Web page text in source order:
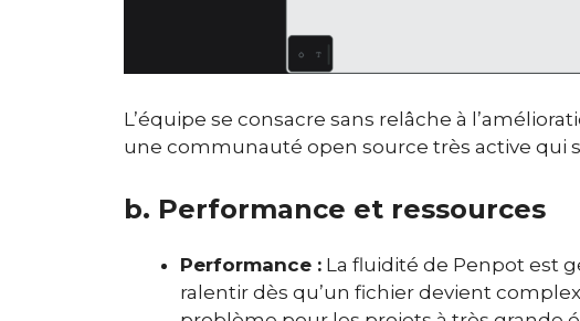
L’équipe se consacre sans relâche à
une communauté open source très active qui
b. Performance et ressources
Performance : La fluidité de Penpot est
ralentir dès qu’un fichier devient